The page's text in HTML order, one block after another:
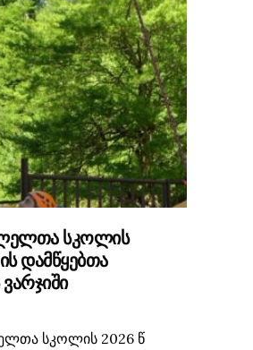
ᲡᲙᲝᲚᲘᲡ
ᲓᲐᲛᲬᲧᲔᲑᲗᲐ
სკოლის 2026 წ